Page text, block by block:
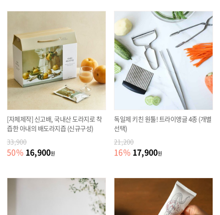
[자체제작] 신고배, 국내산 도라지로 착
즙한 아내의 배도라지즙 (신규구성)
33,900
50% 16,900원
독일제 키친 원툴! 트라이앵글 4종 (개별
선택)
21,200
16% 17,900원